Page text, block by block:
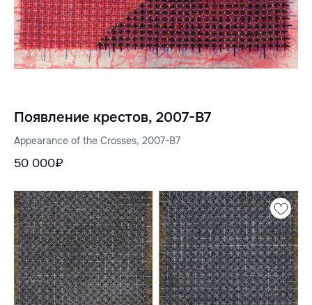
Появление крестов, 2007-B7
Appearance of the Crosses, 2007-B7
50 000₽